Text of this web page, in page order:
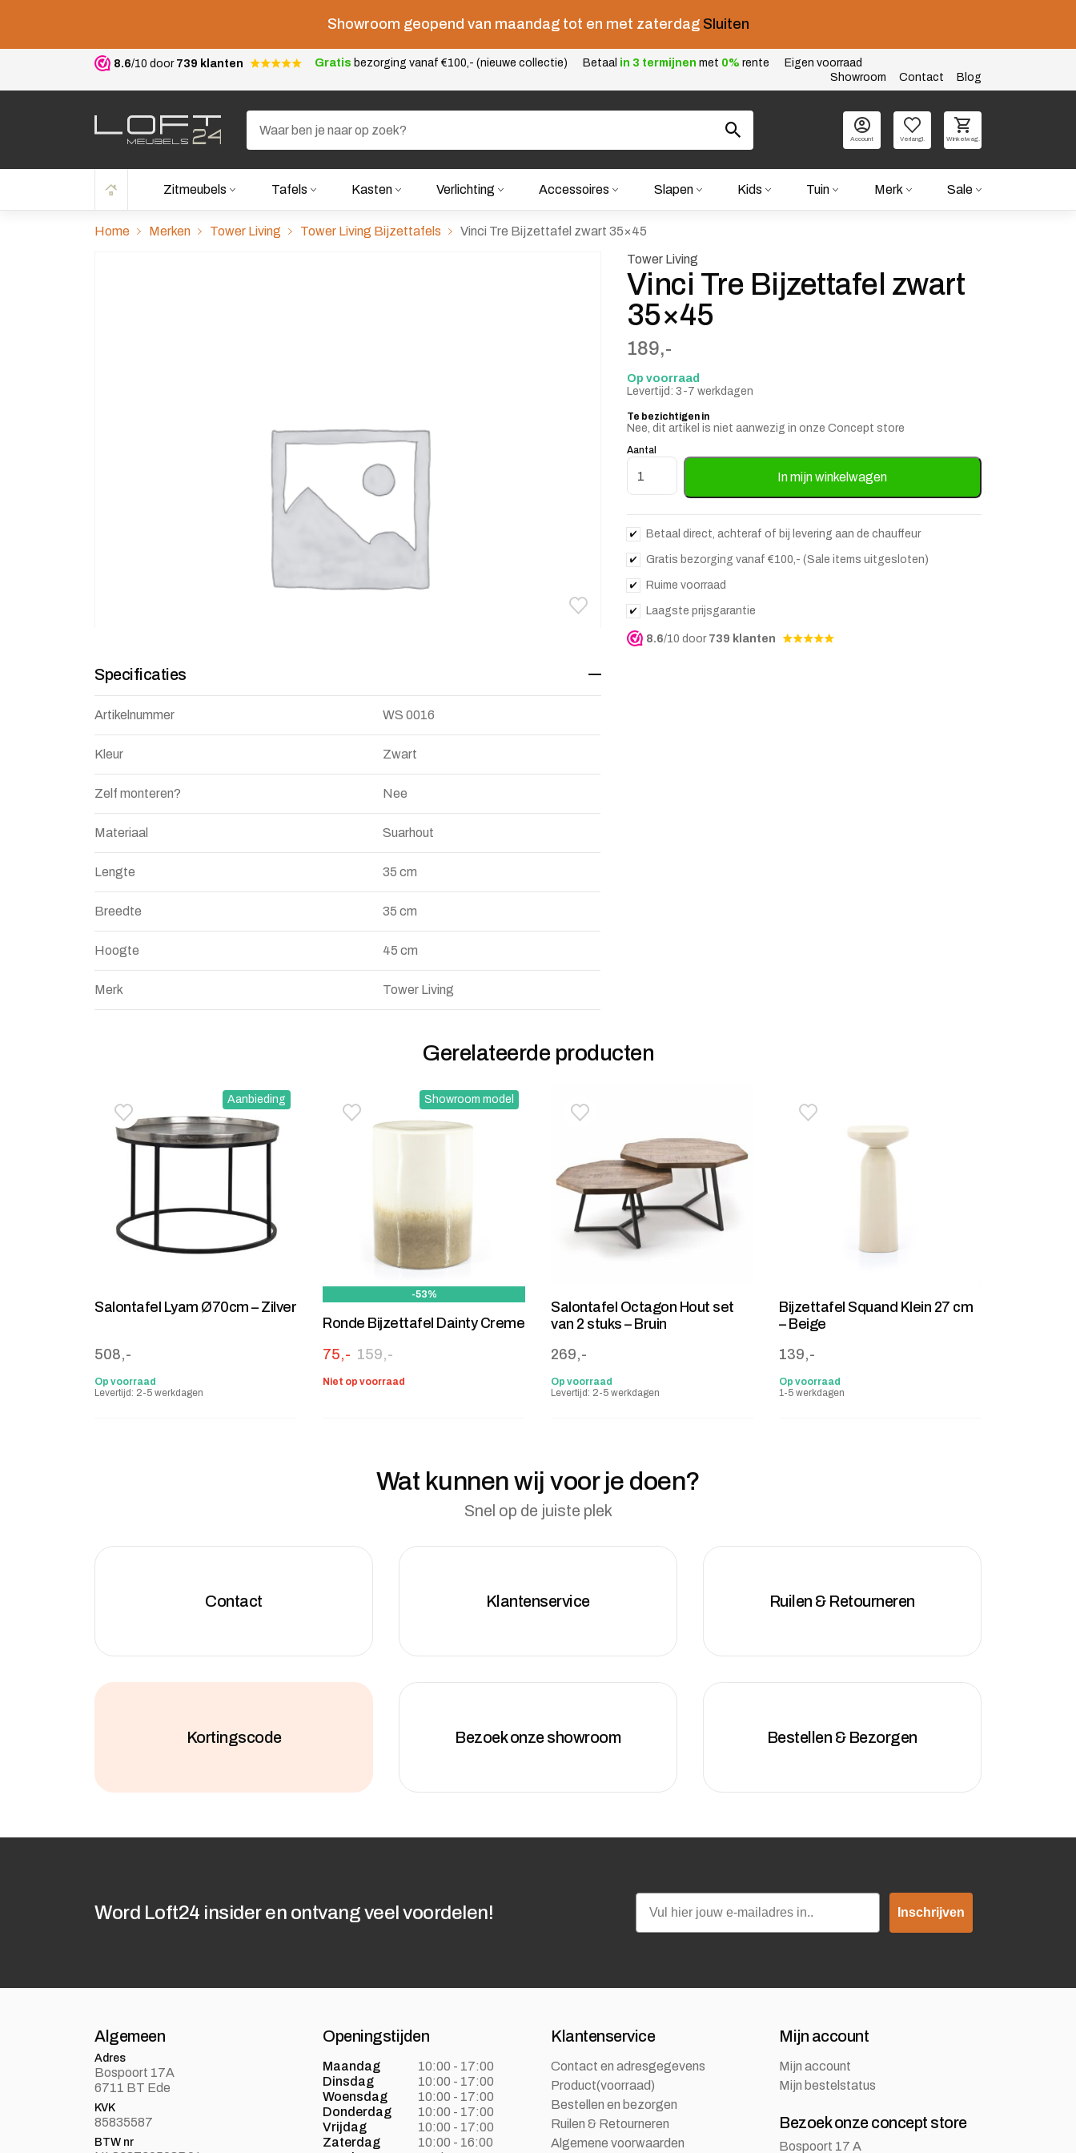
Showroom geopend van maandag tot en met zaterdag Sluiten
8.6/10 door 739 klanten Gratis bezorging vanaf €100,- (nieuwe collectie) Betaal in 3 termijnen met 0% rente
Eigen voorraad
Showroom
Contact Blog
Account Verlangl. Winkelwag.
Zitmeubels Tafels Kasten Verlichting Accessoires Slapen Kids Tuin Merk Sale
Home Merken Tower Living Tower Living Bijzettafels Vinci Tre Bijzettafel zwart 35×45
Toevoegen aan verlanglijstje
Verwijderen van verlanglijst
Specificaties
Artikelnummer WS 0016
Kleur Zwart
Zelf monteren? Nee
Materiaal Suarhout
Lengte 35 cm
Breedte 35 cm
Hoogte 45 cm
Merk Tower Living
Tower Living
Vinci Tre Bijzettafel zwart
35×45
189,-
Op voorraad
Levertijd: 3-7 werkdagen
Te bezichtigen in
Nee, dit artikel is niet aanwezig in onze Concept store
Aantal
Vinci Tre Bijzettafel zwart 35x45 aantal
In mijn winkelwagen
Betaal direct, achteraf of bij levering aan de chauffeur
Gratis bezorging vanaf €100,- (Sale items uitgesloten)
Ruime voorraad
Laagste prijsgarantie
8.6/10 door 739 klanten
Gerelateerde producten
Aanbieding
Toevoegen aan verlanglijstje
Verwijderen van verlanglijst
Salontafel Lyam Ø70cm – Zilver
508,-
Op voorraad
Levertijd: 2-5 werkdagen
Showroom model
Toevoegen aan verlanglijstje
Verwijderen van verlanglijst
-53%
Ronde Bijzettafel Dainty Creme
159,-
Oorspronkelijke prijs was: 159,-.
75,-
Huidige prijs is: 75,-.
Niet op voorraad
Toevoegen aan verlanglijstje
Verwijderen van verlanglijst
Salontafel Octagon Hout set
van 2 stuks – Bruin
269,-
Op voorraad
Levertijd: 2-5 werkdagen
Toevoegen aan verlanglijstje
Verwijderen van verlanglijst
Bijzettafel Squand Klein 27 cm
– Beige
139,-
Op voorraad
1-5 werkdagen
Wat kunnen wij voor je doen?
Snel op de juiste plek
Contact Klantenservice Ruilen & Retourneren
Kortingscode Bezoek onze showroom Bestellen & Bezorgen
Word Loft24 insider en ontvang veel voordelen!
Email
Inschrijven
Algemeen
Adres
Bospoort 17A
6711 BT Ede
KVK
85835587
BTW nr
Openingstijden
Maandag
10:00 - 17:00
Dinsdag
10:00 - 17:00
Woensdag
10:00 - 17:00
Donderdag
10:00 - 17:00
Vrijdag
10:00 - 17:00
Zaterdag
10:00 - 16:00
Klantenservice
Contact en adresgegevens
Product(voorraad)
Bestellen en bezorgen
Ruilen & Retourneren
Algemene voorwaarden
Mijn account
Mijn account
Mijn bestelstatus
Bezoek onze concept store
Bospoort 17 A